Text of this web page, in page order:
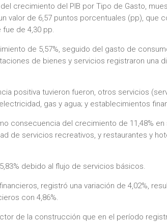
crecimiento del PIB por Tipo de Gasto,
valor de 6,57 puntos porcentuales (pp), que
de 4,30 pp.
de 5,57%, seguido del gasto de
de bienes y servicios registraron una
positiva tuvieron fueron, otros servicios
gas y agua; y establecimientos
consecuencia del crecimiento de 11,48%
de servicios recreativos, y restaurantes y
debido al flujo de servicios básicos.
registró una variación de 4,02%,
con 4,86%.
de la construcción que en el período